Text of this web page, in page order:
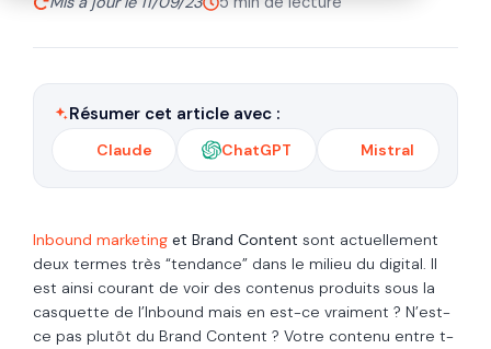
Résumer cet article avec :
Claude ChatGPT Mistral
Inbound marketing et Brand Content sont actuellement
deux termes très “tendance” dans le milieu du digital. Il
est ainsi courant de voir des contenus produits sous la
casquette de l’Inbound mais en est-ce vraiment ? N’est-
ce pas plutôt du Brand Content ? Votre contenu entre t-